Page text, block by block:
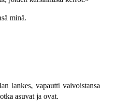
minä.
lankes, vapautti vaivoistansa
asuvat ja ovat.